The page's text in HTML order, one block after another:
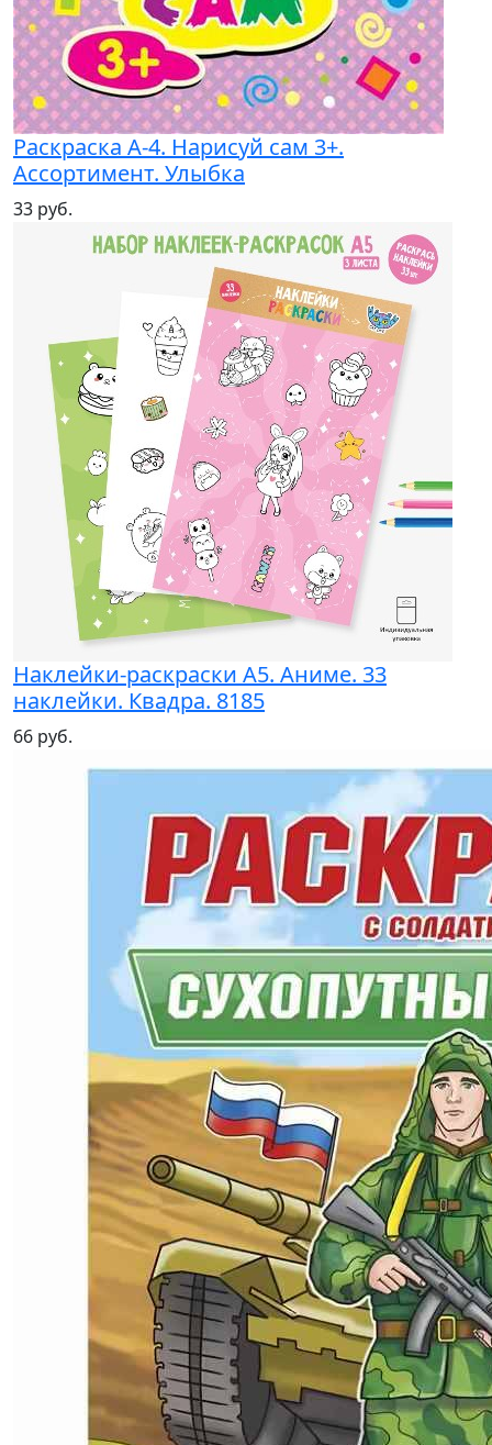
Раскраска А-4. Нарисуй сам 3+.
Ассортимент. Улыбка
33 руб.
Наклейки-раскраски А5. Аниме. 33
наклейки. Квадра. 8185
66 руб.